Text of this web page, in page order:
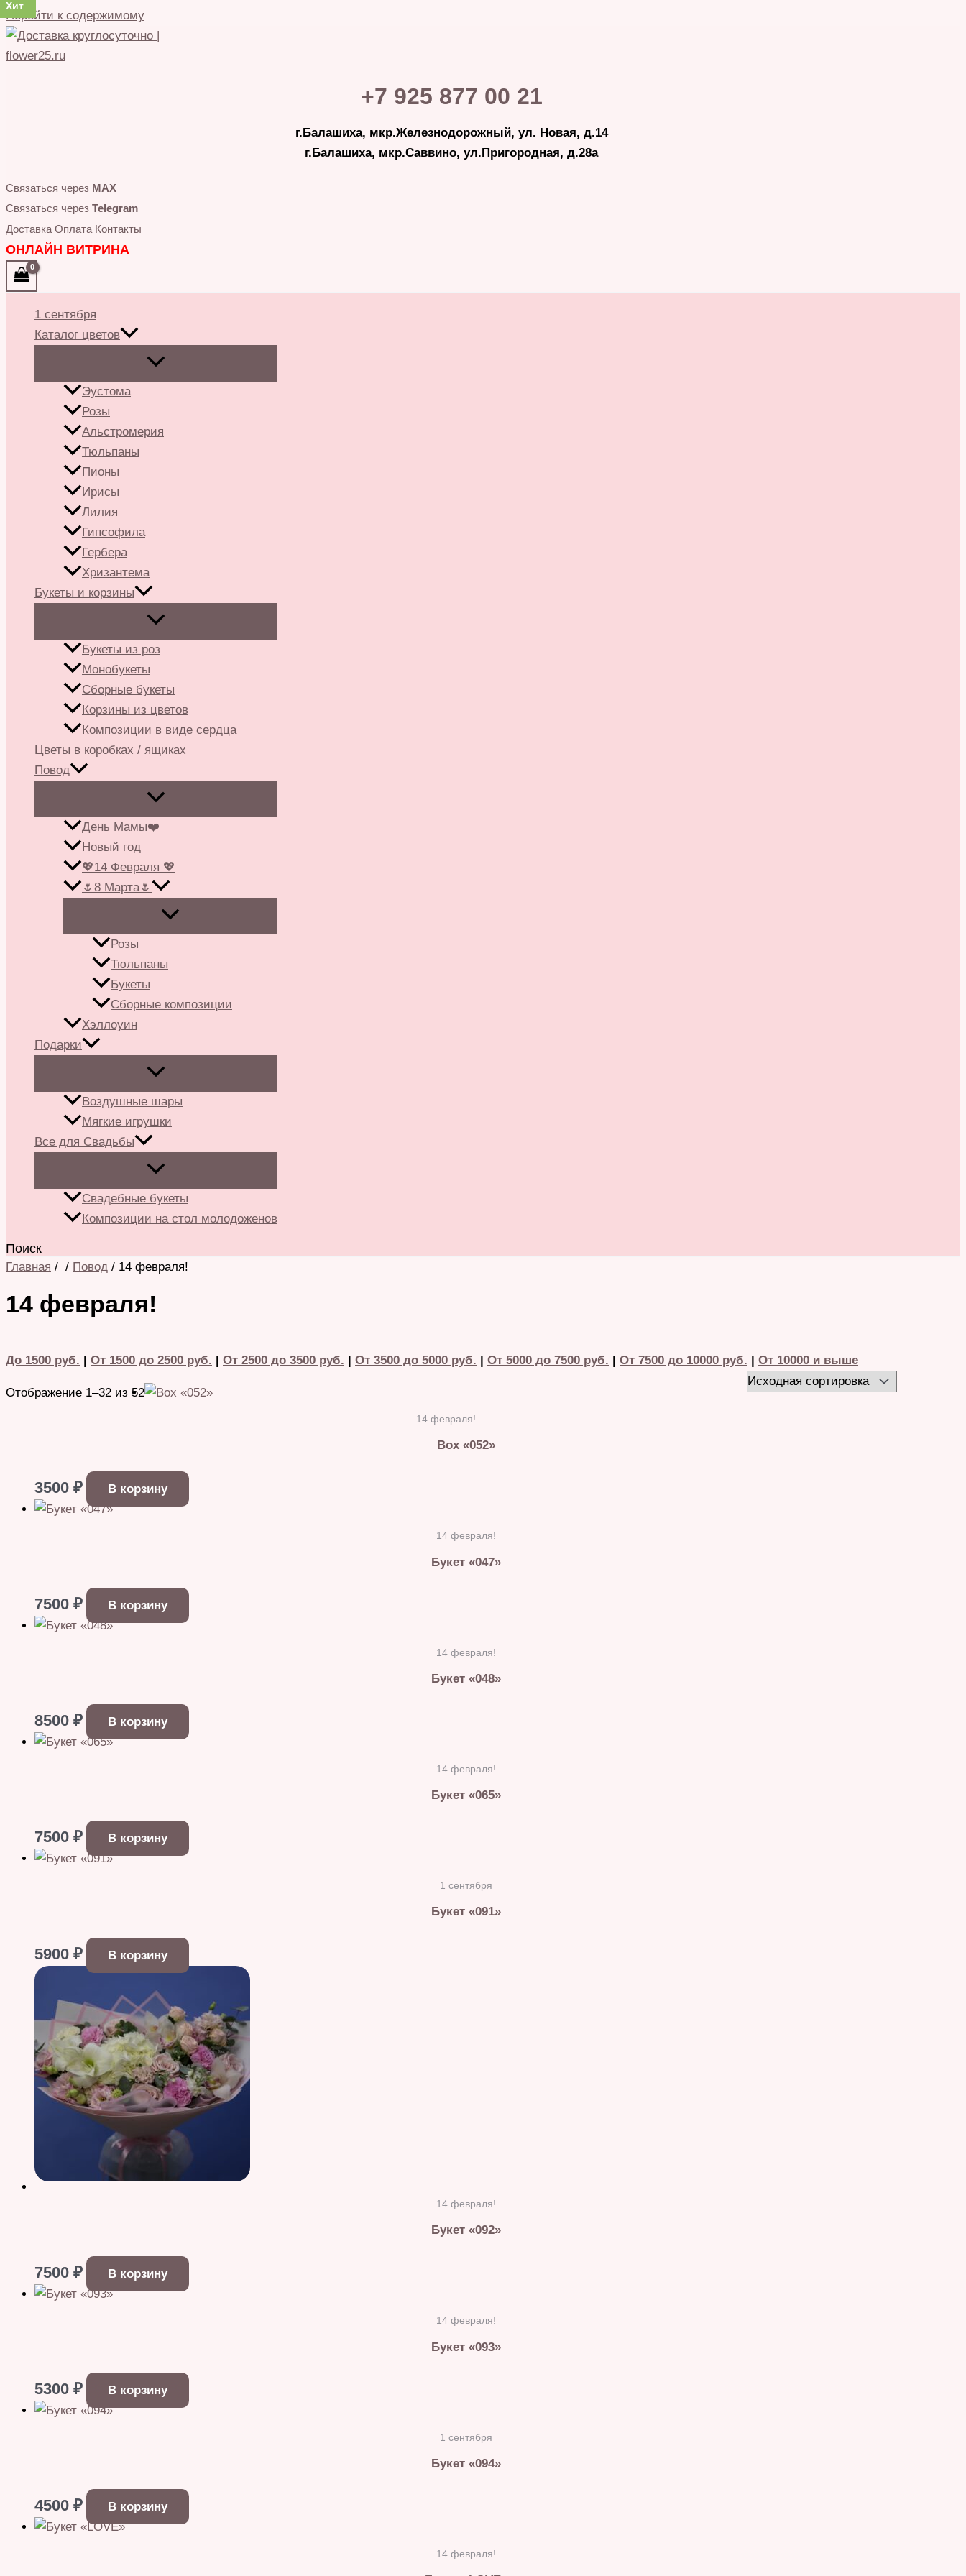
Перейти к содержимому
+7 925 877 00 21
г.Балашиха, мкр.Железнодорожный, ул. Новая, д.14
г.Балашиха, мкр.Саввино, ул.Пригородная, д.28а
Связаться через MAX
Связаться через Telegram
Доставка Оплата Контакты
ОНЛАЙН ВИТРИНА
1 сентября
Каталог цветов
Эустома
Розы
Альстромерия
Тюльпаны
Пионы
Ирисы
Лилия
Гипсофила
Гербера
Хризантема
Букеты и корзины
Букеты из роз
Монобукеты
Сборные букеты
Корзины из цветов
Композиции в виде сердца
Цветы в коробках / ящиках
Повод
День Мамы❤️
Новый год
💖14 Февраля 💖
🌷8 Марта🌷
Розы
Тюльпаны
Букеты
Сборные композиции
Хэллоуин
Подарки
Воздушные шары
Мягкие игрушки
Все для Свадьбы
Свадебные букеты
Композиции на стол молодоженов
Поиск
Главная / / Повод / 14 февраля!
14 февраля!
До 1500 руб. | От 1500 до 2500 руб. | От 2500 до 3500 руб. | От 3500 до 5000 руб. | От 5000 до 7500 руб. | От 7500 до 10000 руб. | От 10000 и выше
Отображение 1–32 из 52
14 февраля!
Box «052»
3500 ₽ В корзину
14 февраля!
Букет «047»
7500 ₽ В корзину
14 февраля!
Букет «048»
8500 ₽ В корзину
14 февраля!
Букет «065»
7500 ₽ В корзину
1 сентября
Букет «091»
5900 ₽ В корзину
14 февраля!
Букет «092»
7500 ₽ В корзину
14 февраля!
Букет «093»
5300 ₽ В корзину
1 сентября
Букет «094»
4500 ₽ В корзину
14 февраля!
Хит
Хит
Хит
Хит
Хит